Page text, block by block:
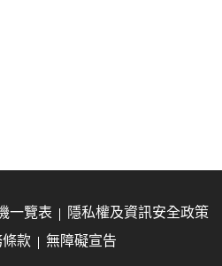
一覽表
隱私權及資訊安全政策
款
無障礙宣告